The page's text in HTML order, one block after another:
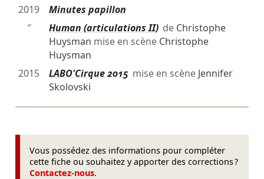
2019
Minutes papillon
″
Human (articulations II)de Christophe
Huysman mise en scène Christophe
Huysman
2015
LABO'Cirque 2015 mise en scène Jennifer
Skolovski
Vous possédez des informations pour compléter
cette fiche ou souhaitez y apporter des corrections ?
Contactez-nous.